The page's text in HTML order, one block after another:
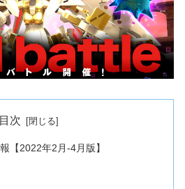
目次
【2022年2月-4月版】